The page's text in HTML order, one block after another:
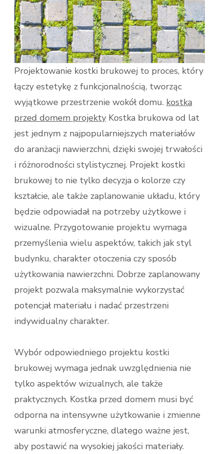
Projektowanie kostki brukowej to proces, który
łączy estetykę z funkcjonalnością, tworząc
wyjątkowe przestrzenie wokół domu. kostka
przed domem projekty Kostka brukowa od lat
jest jednym z najpopularniejszych materiałów
do aranżacji nawierzchni, dzięki swojej trwałości
i różnorodności stylistycznej. Projekt kostki
brukowej to nie tylko decyzja o kolorze czy
kształcie, ale także zaplanowanie układu, który
będzie odpowiadał na potrzeby użytkowe i
wizualne. Przygotowanie projektu wymaga
przemyślenia wielu aspektów, takich jak styl
budynku, charakter otoczenia czy sposób
użytkowania nawierzchni. Dobrze zaplanowany
projekt pozwala maksymalnie wykorzystać
potencjał materiału i nadać przestrzeni
indywidualny charakter.
Wybór odpowiedniego projektu kostki
brukowej wymaga jednak uwzględnienia nie
tylko aspektów wizualnych, ale także
praktycznych. Kostka przed domem musi być
odporna na intensywne użytkowanie i zmienne
warunki atmosferyczne, dlatego ważne jest,
aby postawić na wysokiej jakości materiały.